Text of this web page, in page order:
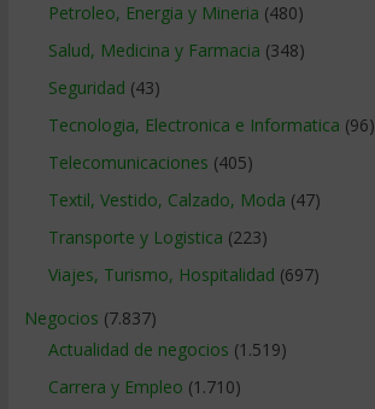
Petroleo, Energia y Mineria (480)
Salud, Medicina y Farmacia (348)
Seguridad (43)
Tecnologia, Electronica e Informatica (96)
Telecomunicaciones (405)
Textil, Vestido, Calzado, Moda (47)
Transporte y Logistica (223)
Viajes, Turismo, Hospitalidad (697)
Negocios (7.837)
Actualidad de negocios (1.519)
Carrera y Empleo (1.710)